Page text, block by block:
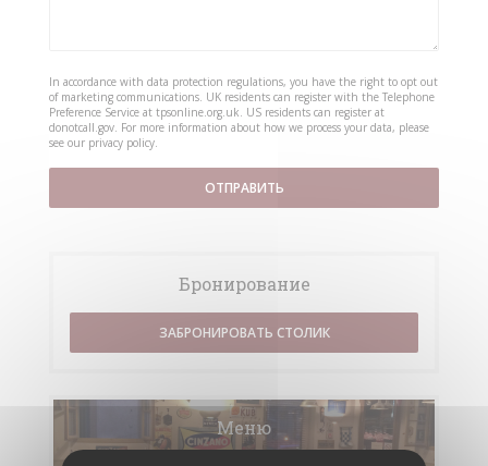
In accordance with data protection regulations, you have the right to opt out
of marketing communications. UK residents can register with the Telephone
Preference Service at tpsonline.org.uk. US residents can register at
donotcall.gov. For more information about how we process your data, please
see our privacy policy.
Бронирование
ЗАБРОНИРОВАТЬ СТОЛИК
Меню